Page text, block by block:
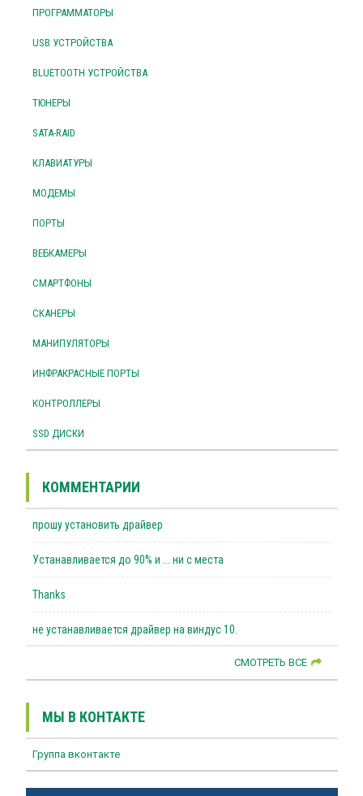
ПРОГРАММАТОРЫ
USB УСТРОЙСТВА
BLUETOOTH УСТРОЙСТВА
ТЮНЕРЫ
SATA-RAID
КЛАВИАТУРЫ
МОДЕМЫ
ПОРТЫ
ВЕБКАМЕРЫ
СМАРТФОНЫ
СКАНЕРЫ
МАНИПУЛЯТОРЫ
ИНФРАКРАСНЫЕ ПОРТЫ
КОНТРОЛЛЕРЫ
SSD ДИСКИ
КОММЕНТАРИИ
прошу установить драйвер
Устанавливается до 90% и ... ни с места
Thanks
не устанавливается драйвер на виндус 10.
СМОТРЕТЬ ВСЕ
МЫ В КОНТАКТЕ
Группа вконтакте